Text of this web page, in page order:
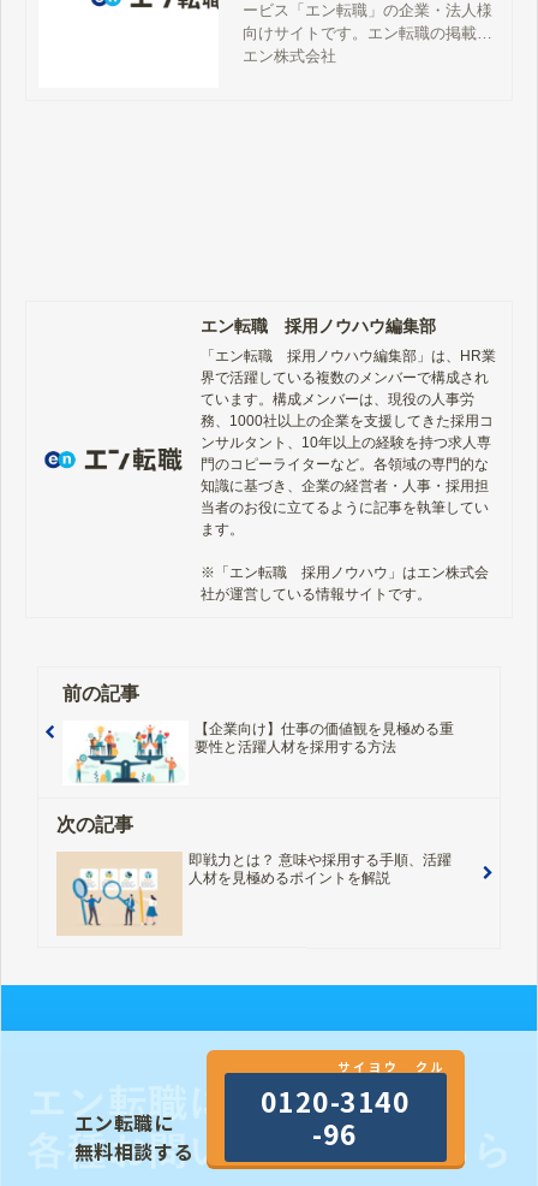
ービス「エン転職」の企業・法人様
向けサイトです。エン転職の掲載料
金、サービス詳細、特徴、評判、採
エン株式会社
エン転職 採用ノウハウ編集部
「エン転職　採用ノウハウ編集部」は、HR業
界で活躍している複数のメンバーで構成され
ています。構成メンバーは、現役の人事労
務、1000社以上の企業を支援してきた採用コ
ンサルタント、10年以上の経験を持つ求人専
門のコピーライターなど。各領域の専門的な
知識に基づき、企業の経営者・人事・採用担
当者のお役に立てるように記事を執筆してい
ます。
※「エン転職　採用ノウハウ」はエン株式会
社が運営している情報サイトです。
前の記事
【企業向け】仕事の価値観を見極める重
要性と活躍人材を採用する方法
次の記事
即戦力とは？ 意味や採用する手順、活躍
人材を見極めるポイントを解説
エン転職に
無料相談する
サイヨウ クル
0120-3140
-96